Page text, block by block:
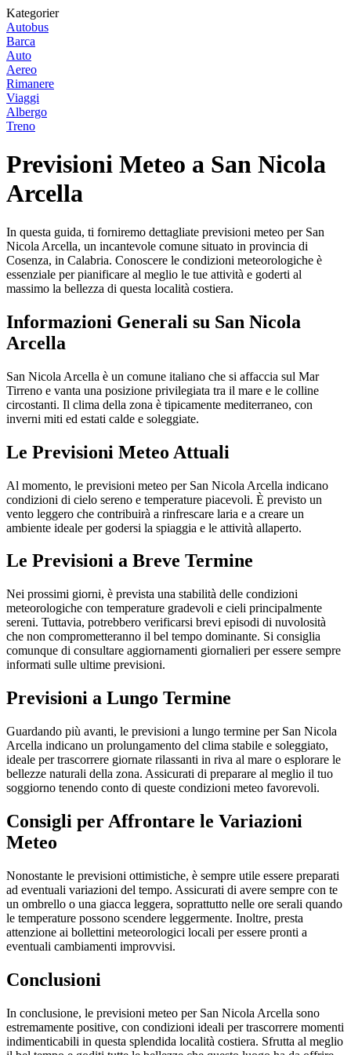
Kategorier
Autobus
Barca
Auto
Aereo
Rimanere
Viaggi
Albergo
Treno
Previsioni Meteo a San Nicola
Arcella
In questa guida, ti forniremo dettagliate previsioni meteo per San
Nicola Arcella, un incantevole comune situato in provincia di
Cosenza, in Calabria. Conoscere le condizioni meteorologiche è
essenziale per pianificare al meglio le tue attività e goderti al
massimo la bellezza di questa località costiera.
Informazioni Generali su San Nicola
Arcella
San Nicola Arcella è un comune italiano che si affaccia sul Mar
Tirreno e vanta una posizione privilegiata tra il mare e le colline
circostanti. Il clima della zona è tipicamente mediterraneo, con
inverni miti ed estati calde e soleggiate.
Le Previsioni Meteo Attuali
Al momento, le previsioni meteo per San Nicola Arcella indicano
condizioni di cielo sereno e temperature piacevoli. È previsto un
vento leggero che contribuirà a rinfrescare laria e a creare un
ambiente ideale per godersi la spiaggia e le attività allaperto.
Le Previsioni a Breve Termine
Nei prossimi giorni, è prevista una stabilità delle condizioni
meteorologiche con temperature gradevoli e cieli principalmente
sereni. Tuttavia, potrebbero verificarsi brevi episodi di nuvolosità
che non comprometteranno il bel tempo dominante. Si consiglia
comunque di consultare aggiornamenti giornalieri per essere sempre
informati sulle ultime previsioni.
Previsioni a Lungo Termine
Guardando più avanti, le previsioni a lungo termine per San Nicola
Arcella indicano un prolungamento del clima stabile e soleggiato,
ideale per trascorrere giornate rilassanti in riva al mare o esplorare le
bellezze naturali della zona. Assicurati di preparare al meglio il tuo
soggiorno tenendo conto di queste condizioni meteo favorevoli.
Consigli per Affrontare le Variazioni
Meteo
Nonostante le previsioni ottimistiche, è sempre utile essere preparati
ad eventuali variazioni del tempo. Assicurati di avere sempre con te
un ombrello o una giacca leggera, soprattutto nelle ore serali quando
le temperature possono scendere leggermente. Inoltre, presta
attenzione ai bollettini meteorologici locali per essere pronti a
eventuali cambiamenti improvvisi.
Conclusioni
In conclusione, le previsioni meteo per San Nicola Arcella sono
estremamente positive, con condizioni ideali per trascorrere momenti
indimenticabili in questa splendida località costiera. Sfrutta al meglio